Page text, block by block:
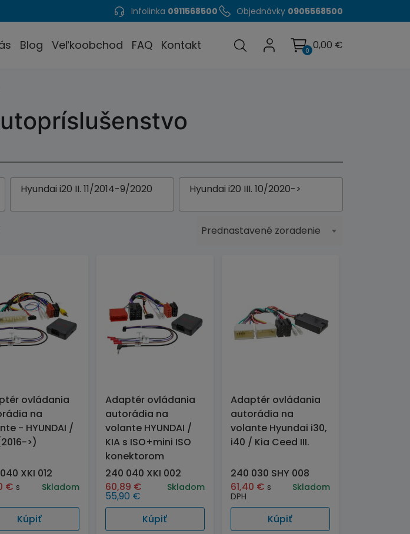
Infolinka 0911568500 Objednávky 0905568500
Blog Veľkoobchod FAQ Kontakt 0 0,00 €
Hyundai i20 II. 11/2014-9/2020 Hyundai i20 III. 10/2020->
Prednastavené zoradenie
ovládania
na
- HYUNDAI /
>)
XKI 012
€ s
Skladom
Kúpiť
Adaptér ovládania
autorádia na
volante HYUNDAI /
KIA s ISO+mini ISO
konektorom
240 040 XKI 002
60,89 €
55,90 €
Skladom
Kúpiť
Adaptér ovládania
autorádia na
volante Hyundai i30,
i40 / Kia Ceed III.
240 030 SHY 008
61,40 € s
DPH
Skladom
Kúpiť